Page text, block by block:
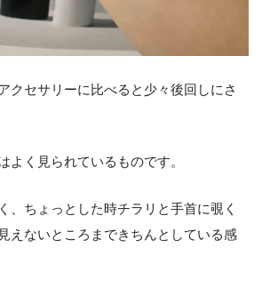
クセサリーに比べると少々後回しにさ
よく見られているものです。
、ちょっとした時チラリと手首に覗く
えないところまできちんとしている感